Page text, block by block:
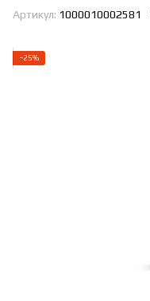
Артикул: 1000010002581
−25%